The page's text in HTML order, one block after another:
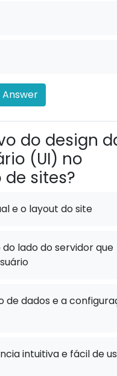
do design
(UI) no
sites?
e o layout do site
lado do servidor que
de dados e a
intuitiva e fácil de